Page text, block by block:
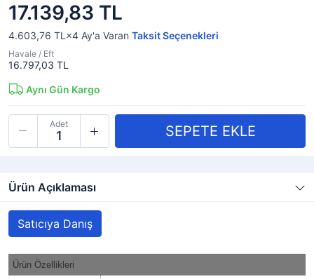
17.139,83 TL
4.603,76 TL×4 Ay'a Varan Taksit Seçenekleri
Havale / Eft
16.797,03 TL
Aynı Gün Kargo
Adet
Ürün Açıklaması
Satıcıya Danış
Ürün Özellikleri